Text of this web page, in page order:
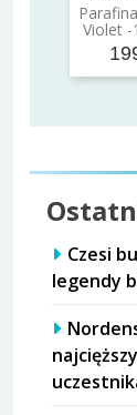
Violet -
Czesi
legendy